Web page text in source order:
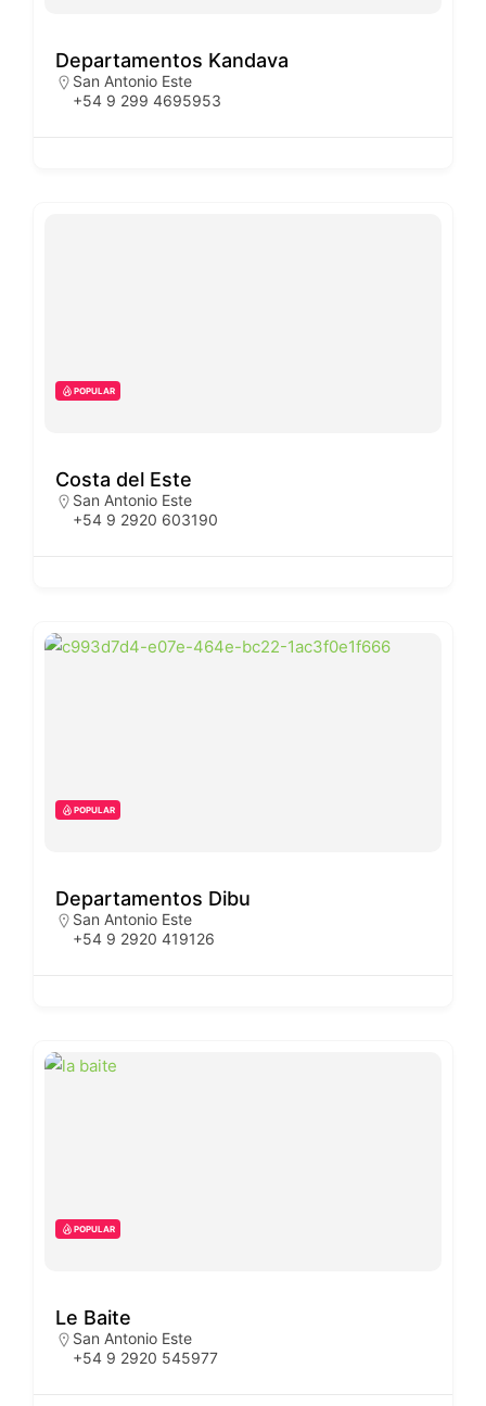
Departamentos Kandava
San Antonio Este
+54 9 299 4695953
POPULAR
Costa del Este
San Antonio Este
+54 9 2920 603190
POPULAR
Departamentos Dibu
San Antonio Este
+54 9 2920 419126
POPULAR
Le Baite
San Antonio Este
+54 9 2920 545977